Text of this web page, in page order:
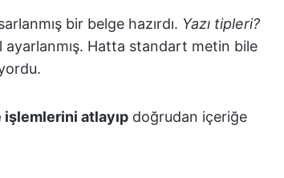
bir belge hazırdı. Yazı tipleri?
ayarlanmış. Hatta standart metin bile
atlayıp doğrudan içeriğe